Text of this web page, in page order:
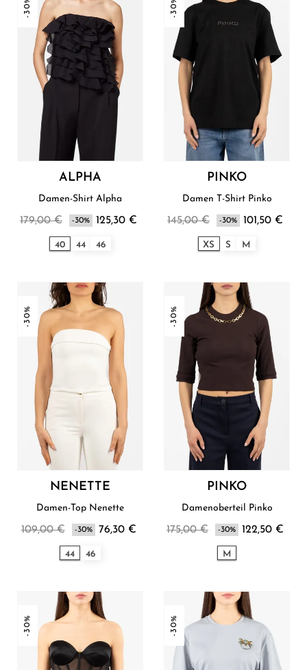
-30%
ALPHA
Damen-Shirt Alpha
179,00 € -30% 125,30 €
40 44 46
-30%
PINKO
Damen T-Shirt Pinko
145,00 € -30% 101,50 €
XS S M
-30%
NENETTE
Damen-Top Nenette
109,00 € -30% 76,30 €
44 46
-30%
PINKO
Damenoberteil Pinko
175,00 € -30% 122,50 €
M
-30% -30%